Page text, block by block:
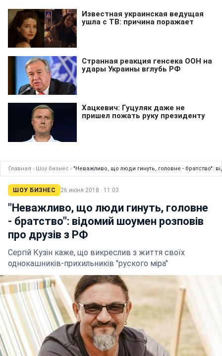
Главная › Шоу бизнес › "Неважливо, що люди гинуть, головне - братство":
ШОУ БИЗНЕС 26 июня 2018 · 11:03
"Неважливо, що люди гинуть, головне
- братство": відомий шоумен розповів
про друзів з РФ
Сергій Кузін каже, що викреслив з життя своїх
однокашників-прихильників "руского міра"